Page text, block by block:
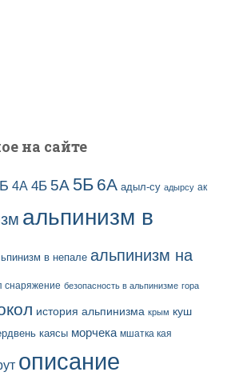
на сайте
4А 4Б 5А 5Б 6А адыл-су адырсу ак
альпинизм в
в непале альпинизм на
снаряжение безопасность в альпинизме гора
история альпинизма крым куш
каясы морчека мшатка кая
описание